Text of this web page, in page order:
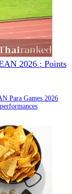
2026 : Points
Para Games 2026